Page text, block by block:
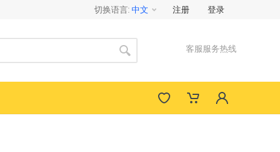
切换语言: 中文 注册 登录
客服服务热线